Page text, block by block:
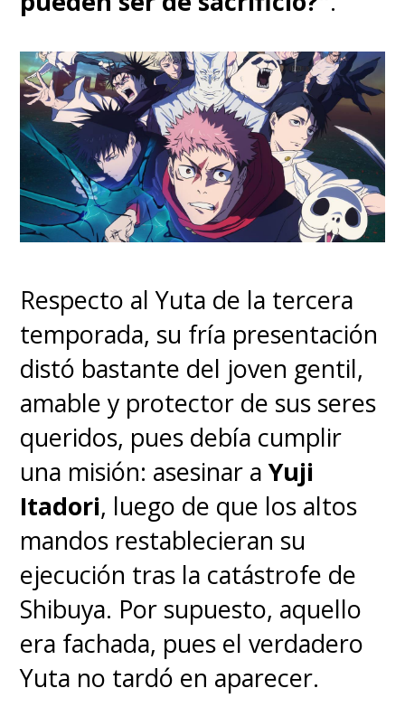
Respecto al Yuta de la tercera
temporada, su fría presentación
distó bastante del joven gentil,
amable y protector de sus seres
queridos, pues debía cumplir
una misión: asesinar aYuji
Itadori, luego de que los altos
mandos restablecieran su
ejecución tras la catástrofe de
Shibuya. Por supuesto, aquello
era fachada, pues el verdadero
Yuta no tardó en aparecer.